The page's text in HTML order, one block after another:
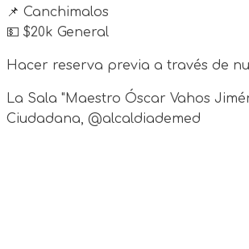
📌 Canchimalos
💵 $20k General
Hacer reserva previa a través de
La Sala "Maestro Óscar Vahos
Ciudadana, @alcaldiademed